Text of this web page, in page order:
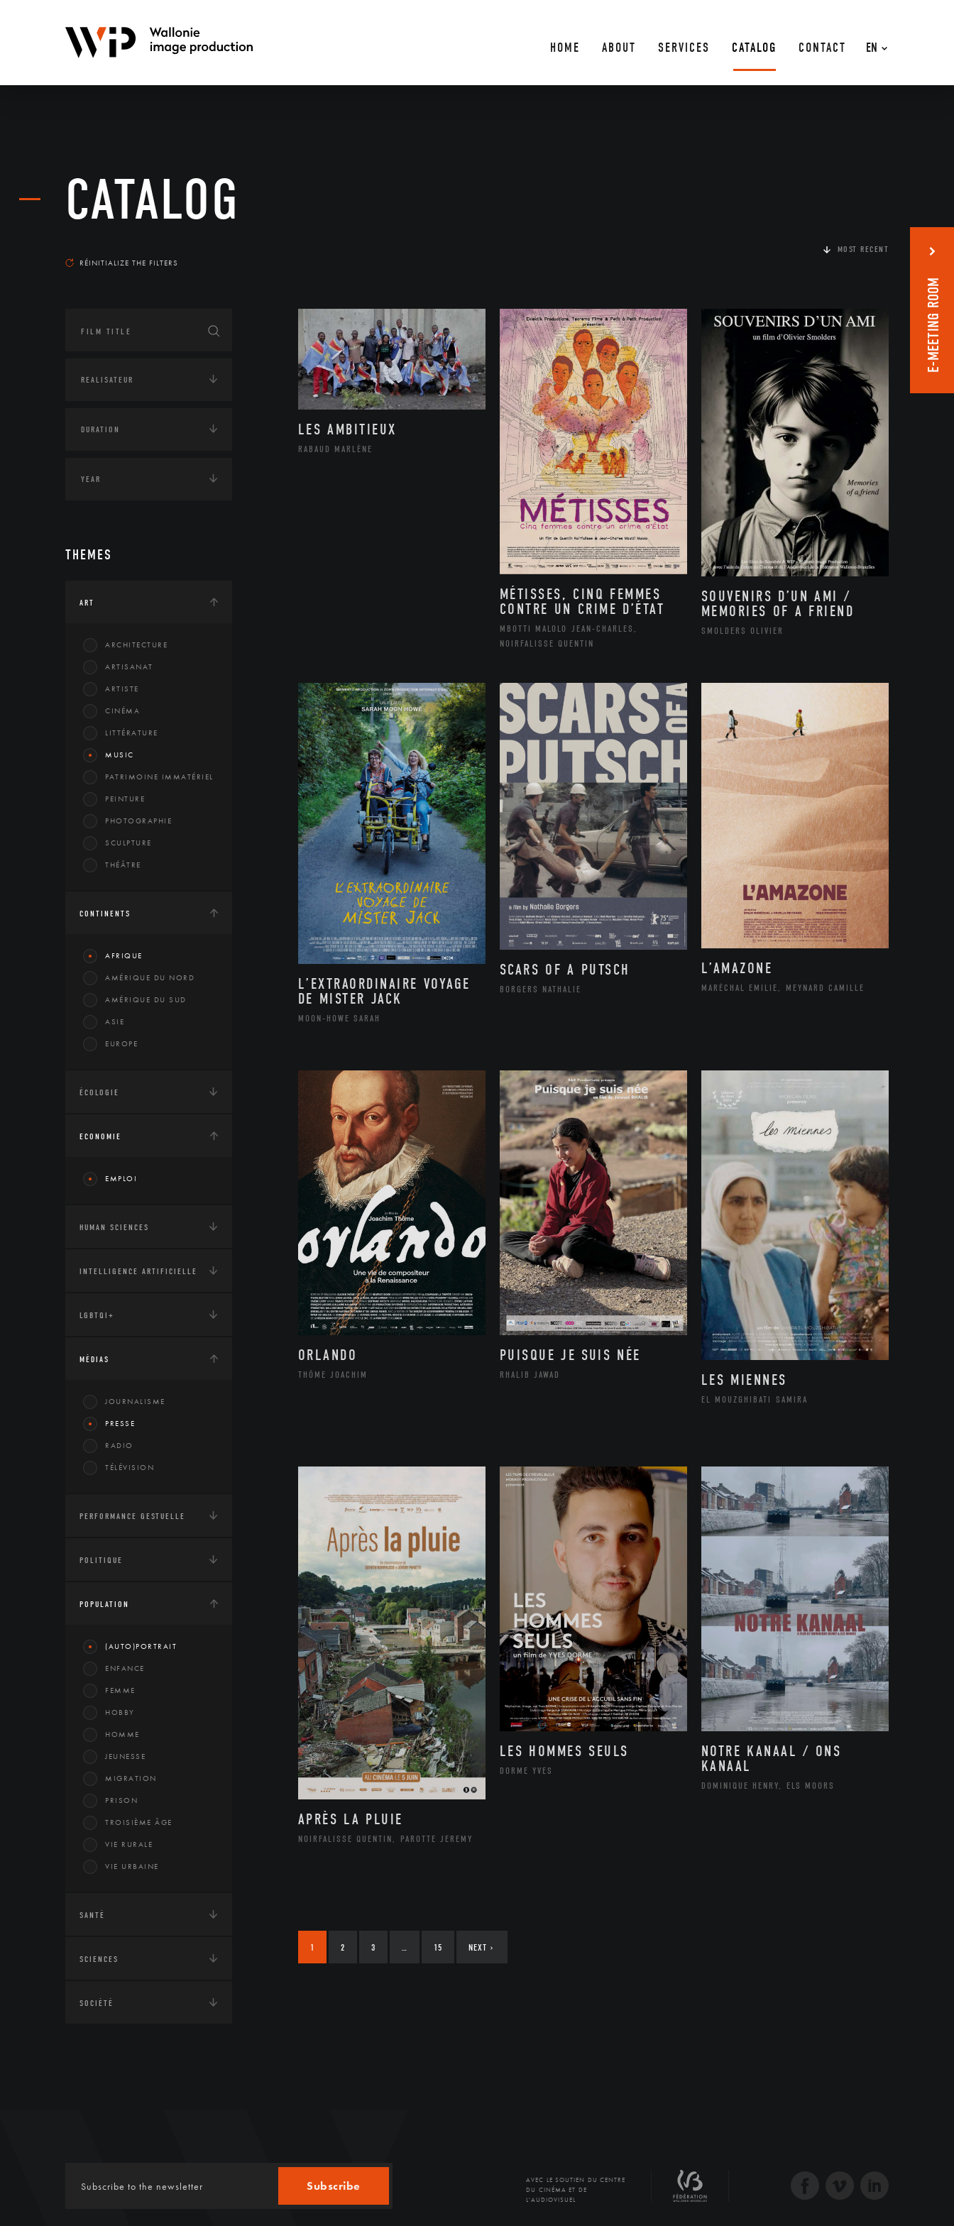
EN
HOME ABOUT SERVICES CATALOG CONTACT
CATALOG
RÉINITIALIZE THE FILTERS
THEMES
ART
ARCHITECTURE
ARTISANAT
ARTISTE
CINÉMA
LITTÉRATURE
MUSIC
PATRIMOINE IMMATÉRIEL
PEINTURE
PHOTOGRAPHIE
SCULPTURE
THÉÂTRE
CONTINENTS
AFRIQUE
AMÉRIQUE DU NORD
AMÉRIQUE DU SUD
ASIE
EUROPE
ÉCOLOGIE
ECONOMIE
EMPLOI
HUMAN SCIENCES
INTELLIGENCE ARTIFICIELLE
LGBTQI+
MÉDIAS
JOURNALISME
PRESSE
RADIO
TÉLÉVISION
PERFORMANCE GESTUELLE
POLITIQUE
POPULATION
(AUTO)PORTRAIT
ENFANCE
FEMME
HOBBY
HOMME
JEUNESSE
MIGRATION
PRISON
TROISIÈME ÂGE
VIE RURALE
VIE URBAINE
SANTÉ
SCIENCES
SOCIÉTÉ
MOST RECENT
LES AMBITIEUX
RABAUD MARLÈNE
MÉTISSES, CINQ FEMMES
CONTRE UN CRIME D’ÉTAT
MBOTTI MALOLO JEAN-CHARLES,
NOIRFALISSE QUENTIN
SOUVENIRS D’UN AMI /
MEMORIES OF A FRIEND
SMOLDERS OLIVIER
L’EXTRAORDINAIRE VOYAGE
DE MISTER JACK
MOON-HOWE SARAH
SCARS OF A PUTSCH
BORGERS NATHALIE
L’AMAZONE
MARÉCHAL EMILIE, MEYNARD CAMILLE
ORLANDO
THÔME JOACHIM
PUISQUE JE SUIS NÉE
RHALIB JAWAD LES MIENNES
EL MOUZGHIBATI SAMIRA
APRÈS LA PLUIE
NOIRFALISSE QUENTIN, PAROTTE JEREMY
LES HOMMES SEULS
DORME YVES
NOTRE KANAAL / ONS
KANAAL
DOMINIQUE HENRY, ELS MOORS
1 2 3 … 15 NEXT ›
Subscribe
AVEC LE SOUTIEN DU CENTRE
DU CINÉMA ET DE
L'AUDIOVISUEL
E-MEETING ROOM